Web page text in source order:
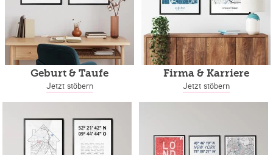
Geburt & Taufe
Jetzt stöbern
Firma & Karriere
Jetzt stöbern